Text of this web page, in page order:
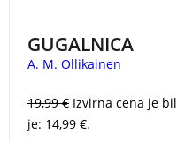
samomor, toda instinkt
pravi, da nekaj ne
Finskem in po svetu,
zgodbo lahko uvrstimo
GUGALNICA
A. M. Ollikainen
19,99€ Izvirna cena je
je: 14,99 €.